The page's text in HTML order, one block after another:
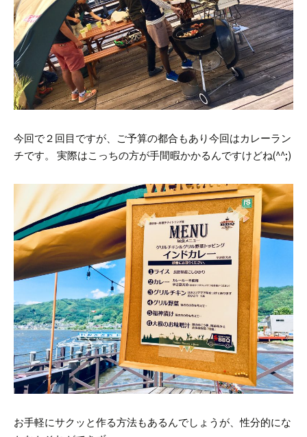
今回で２回目ですが、ご予算の都合もあり今回はカレーラン
チです。
実際はこっちの方が手間暇かかるんですけどね(^^;)
お手軽にサクッと作る方法もあるんでしょうが、性分的にな